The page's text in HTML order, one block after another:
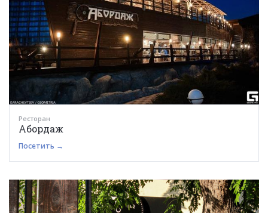
Ресторан
Абордаж
Посетить →